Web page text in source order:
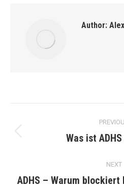
Author:
navigation
Was ist
NEXT
ADHS – Warum